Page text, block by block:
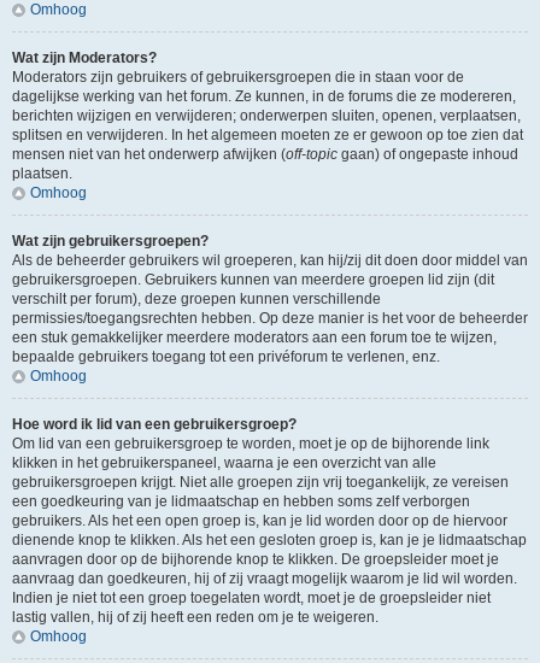
Omhoog
Wat zijn Moderators?
Moderators zijn gebruikers of gebruikersgroepen die in staan voor de
dagelijkse werking van het forum. Ze kunnen, in de forums die ze modereren,
berichten wijzigen en verwijderen; onderwerpen sluiten, openen, verplaatsen,
splitsen en verwijderen. In het algemeen moeten ze er gewoon op toe zien dat
mensen niet van het onderwerp afwijken (off-topic gaan) of ongepaste inhoud
plaatsen.
Omhoog
Wat zijn gebruikersgroepen?
Als de beheerder gebruikers wil groeperen, kan hij/zij dit doen door middel van
gebruikersgroepen. Gebruikers kunnen van meerdere groepen lid zijn (dit
verschilt per forum), deze groepen kunnen verschillende
permissies/toegangsrechten hebben. Op deze manier is het voor de beheerder
een stuk gemakkelijker meerdere moderators aan een forum toe te wijzen,
bepaalde gebruikers toegang tot een privéforum te verlenen, enz.
Omhoog
Hoe word ik lid van een gebruikersgroep?
Om lid van een gebruikersgroep te worden, moet je op de bijhorende link
klikken in het gebruikerspaneel, waarna je een overzicht van alle
gebruikersgroepen krijgt. Niet alle groepen zijn vrij toegankelijk, ze vereisen
een goedkeuring van je lidmaatschap en hebben soms zelf verborgen
gebruikers. Als het een open groep is, kan je lid worden door op de hiervoor
dienende knop te klikken. Als het een gesloten groep is, kan je je lidmaatschap
aanvragen door op de bijhorende knop te klikken. De groepsleider moet je
aanvraag dan goedkeuren, hij of zij vraagt mogelijk waarom je lid wil worden.
Indien je niet tot een groep toegelaten wordt, moet je de groepsleider niet
lastig vallen, hij of zij heeft een reden om je te weigeren.
Omhoog